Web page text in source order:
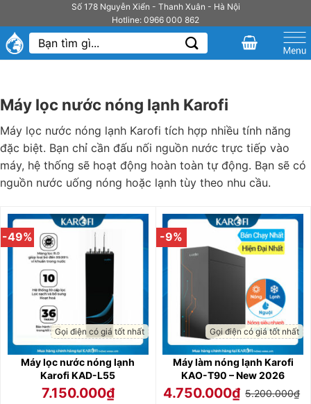
qua
nội
dung
Số 178 Nguyễn Xiển - Thanh Xuân - Hà Nội
Hotline: 0966 000 862
Tìm
kiếm:
Máy lọc nước nóng lạnh Karofi
Máy lọc nước nóng lạnh Karofi tích hợp nhiều tính năng
đặc biệt. Bạn chỉ cần đấu nối nguồn nước trực tiếp vào
máy, hệ thống sẽ hoạt động hoàn toàn tự động. Bạn sẽ có
nguồn nước uống nóng hoặc lạnh tùy theo nhu cầu.
-49%
Gọi điện có giá tốt nhất
Máy lọc nước nóng lạnh
Karofi KAD-L55
7.150.000₫
-9%
Gọi điện có giá tốt nhất
Máy làm nóng lạnh Karofi
KAO-T90 – New 2026
4.750.000₫ 5.200.000₫